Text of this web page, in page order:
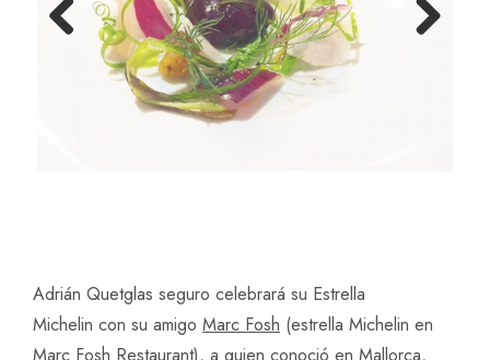
Adrián Quetglas seguro celebrará su Estrella
Michelin con su amigo Marc Fosh (estrella Michelin en
Marc Fosh Restaurant), a quien conoció en Mallorca,